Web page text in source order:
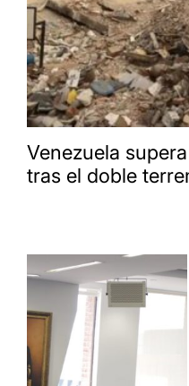
Venezuela
tras el doble